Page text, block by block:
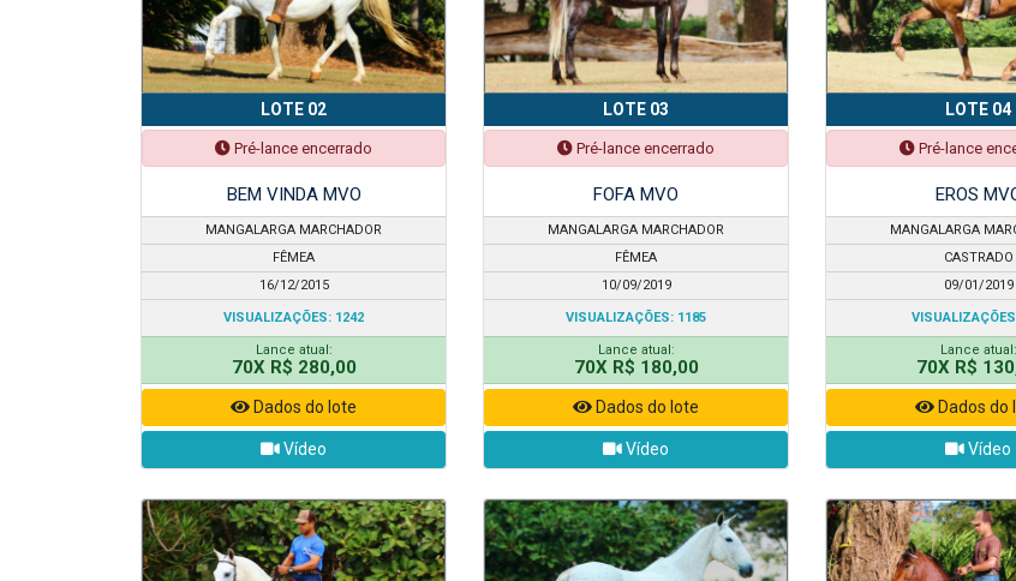
LOTE 02
Pré-lance encerrado
BEM VINDA MVO
MANGALARGA MARCHADOR
FÊMEA
16/12/2015
VISUALIZAÇÕES: 1242
Lance atual:
70X R$ 280,00
Dados do lote
Vídeo
LOTE 03
Pré-lance encerrado
FOFA MVO
MANGALARGA MARCHADOR
FÊMEA
10/09/2019
VISUALIZAÇÕES: 1185
Lance atual:
70X R$ 180,00
Dados do lote
Vídeo
LOTE 04
Pré-lance
EROS
MANGALARGA
CASTRADO
09/01/2019
Lance atual:
70X R$
Dados do
Vídeo